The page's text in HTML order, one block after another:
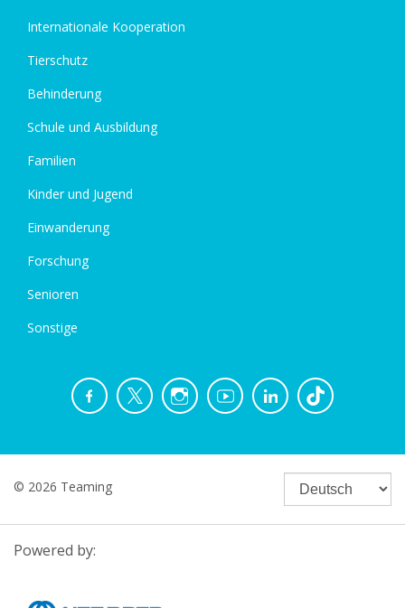
Internationale Kooperation
Tierschutz
Behinderung
Schule und Ausbildung
Familien
Kinder und Jugend
Einwanderung
Forschung
Senioren
Sonstige
© 2026 Teaming
Powered by: